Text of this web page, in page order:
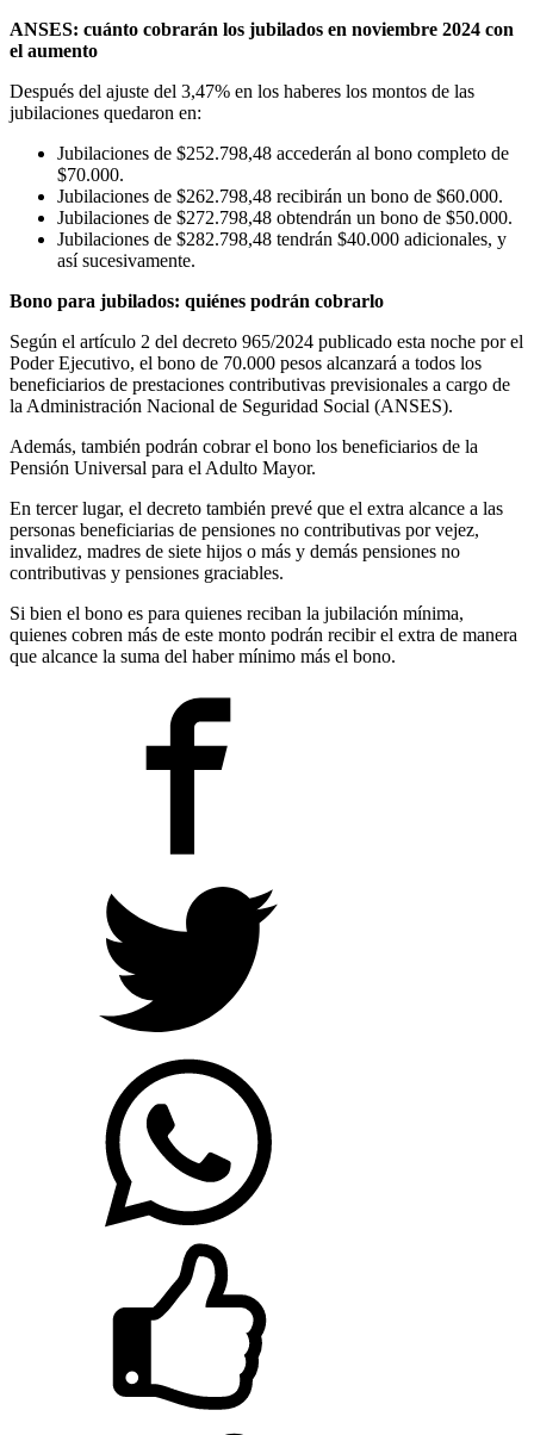
ANSES: cuánto cobrarán los jubilados en noviembre 2024 con
el aumento
Después del ajuste del 3,47% en los haberes los montos de las
jubilaciones quedaron en:
Jubilaciones de $252.798,48 accederán al bono completo de
$70.000.
Jubilaciones de $262.798,48 recibirán un bono de $60.000.
Jubilaciones de $272.798,48 obtendrán un bono de $50.000.
Jubilaciones de $282.798,48 tendrán $40.000 adicionales, y
así sucesivamente.
Bono para jubilados: quiénes podrán cobrarlo
Según el artículo 2 del decreto 965/2024 publicado esta noche por el
Poder Ejecutivo, el bono de 70.000 pesos alcanzará a todos los
beneficiarios de prestaciones contributivas previsionales a cargo de
la Administración Nacional de Seguridad Social (ANSES).
Además, también podrán cobrar el bono los beneficiarios de la
Pensión Universal para el Adulto Mayor.
En tercer lugar, el decreto también prevé que el extra alcance a las
personas beneficiarias de pensiones no contributivas por vejez,
invalidez, madres de siete hijos o más y demás pensiones no
contributivas y pensiones graciables.
Si bien el bono es para quienes reciban la jubilación mínima,
quienes cobren más de este monto podrán recibir el extra de manera
que alcance la suma del haber mínimo más el bono.